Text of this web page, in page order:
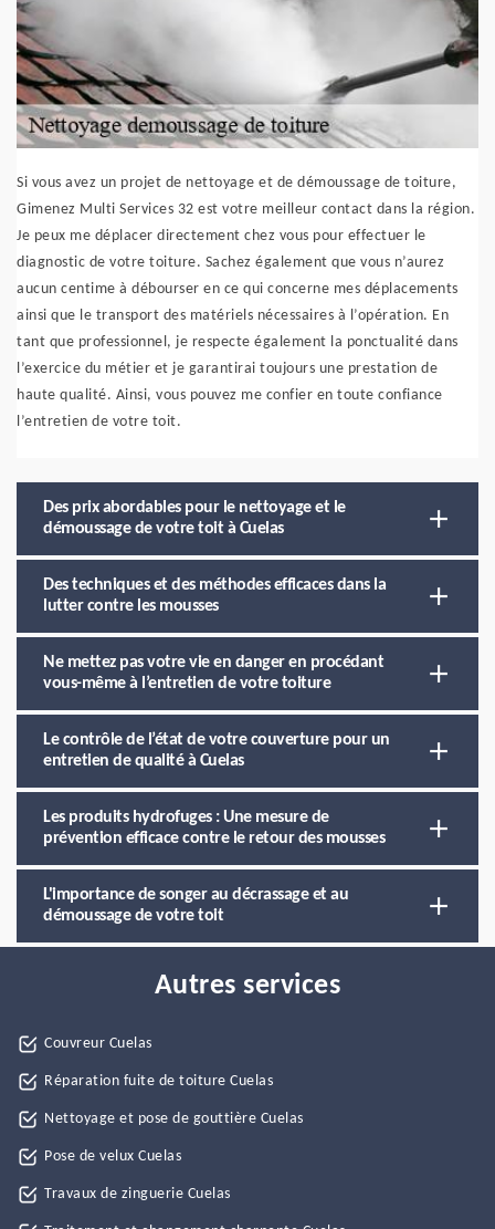
Si vous avez un projet de nettoyage et de démoussage de toiture,
Gimenez Multi Services 32 est votre meilleur contact dans la région.
Je peux me déplacer directement chez vous pour effectuer le
diagnostic de votre toiture. Sachez également que vous n’aurez
aucun centime à débourser en ce qui concerne mes déplacements
ainsi que le transport des matériels nécessaires à l’opération. En
tant que professionnel, je respecte également la ponctualité dans
l’exercice du métier et je garantirai toujours une prestation de
haute qualité. Ainsi, vous pouvez me confier en toute confiance
l’entretien de votre toit.
Des prix abordables pour le nettoyage et le
démoussage de votre toit à Cuelas
Des techniques et des méthodes efficaces dans la
lutter contre les mousses
Ne mettez pas votre vie en danger en procédant
vous-même à l’entretien de votre toiture
Le contrôle de l’état de votre couverture pour un
entretien de qualité à Cuelas
Les produits hydrofuges : Une mesure de
prévention efficace contre le retour des mousses
L'importance de songer au décrassage et au
démoussage de votre toit
Autres services
Couvreur Cuelas
Réparation fuite de toiture Cuelas
Nettoyage et pose de gouttière Cuelas
Pose de velux Cuelas
Travaux de zinguerie Cuelas